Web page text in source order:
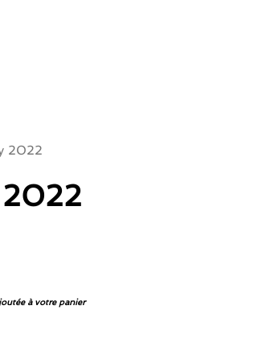
2022
à votre panier